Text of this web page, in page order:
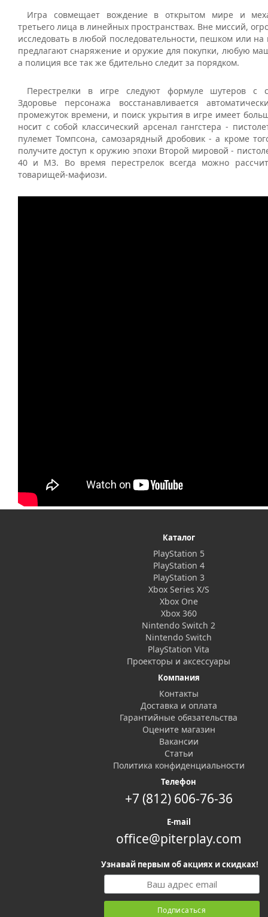
Игра совмещает вождение в открытом мире и
третьего лица в линейных пространствах. Вне миссий,
исследовать в любой последовательности, пешком или
предлагают снаряжение и оружие для покупки, любую
а полиция все так же бдительно следит за порядком.
Перестрелки в игре следуют формуле шутеров с
Здоровье персонажа восстанавливается
промежуток времени, и поиск укрытия в игре имеет
носит с собой классический арсенал гангстера -
пулемет Томпсона, самозарядный дробовик - а кроме
получите доступ к оружию эпохи Второй мировой -
40 и M3. Во время перестрелок всегда можно
товарищей-мафиози.
Каталог
PlayStation 5
PlayStation 4
PlayStation 3
Xbox Series X/S
Xbox One
Xbox 360
Nintendo Switch 2
Nintendo Switch
PlayStation Vita
Проекторы и аксессуары
Компания
Контакты
Доставка и оплата
Гарантийные обязательства
Оцените магазин
Вакансии
Статьи
Политика конфиденциальности
Телефон
+7 (812) 606-76-36
E-mail
office@piterplay.com
Узнавай первым об акциях и скидках!